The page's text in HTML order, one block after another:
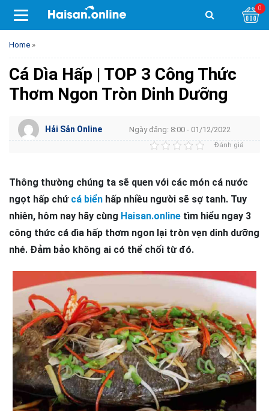
0
Home »
Cá Dìa Hấp | TOP 3 Công Thức
Thơm Ngon Tròn Dinh Dưỡng
Hải Sản Online Ngày đăng: 8:00 - 01/12/2022
Đánh giá
Thông thường chúng ta sẽ quen với các món cá nước
ngọt hấp chứ cá biển hấp nhiều người sẽ sợ tanh. Tuy
nhiên, hôm nay hãy cùng Haisan.online tìm hiểu ngay 3
công thức cá dìa hấp thơm ngon lại tròn vẹn dinh dưỡng
nhé. Đảm bảo không ai có thể chối từ đó.